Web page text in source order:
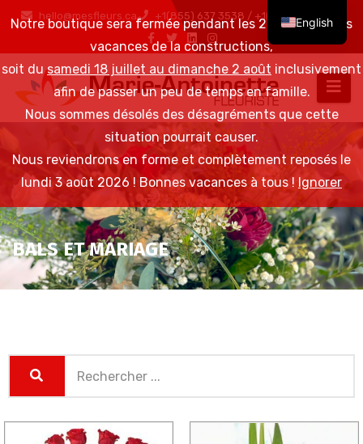
Notre boutique sera fermée pendant les 2 semaines des
vacances de la constructions,
soit dusamedi 18 juillet au dimanche 2 août inclusivement
afin de passer un peu de temps en famille.
Nous sommes désolés des désagréments que cette
situation pourrait causer.
Nous reviendrons en forme et complètement reposés le
lundi 3 août 2026 ! Bonnes vacances à tous !Ignorer
hello@mesfleurs.ca +1(855) 637 3538 / +1(819) 376 6548
BALS ET MARIAGE
English